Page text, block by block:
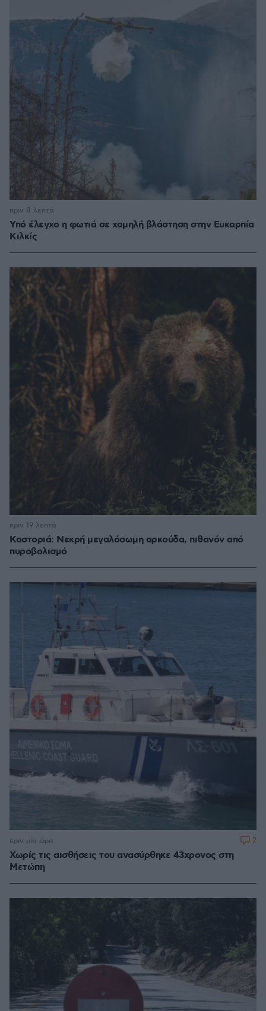
Υπό έλεγχο η φωτιά σε χαμηλή βλάστηση στην Ευκαρπία
Κιλκίς
πριν 8 λεπτά
Καστοριά: Νεκρή μεγαλόσωμη αρκούδα, πιθανόν από
πυροβολισμό
πριν 19 λεπτά
Χωρίς τις αισθήσεις του ανασύρθηκε 43χρονος στη
Μετώπη
πριν μία ώρα 2